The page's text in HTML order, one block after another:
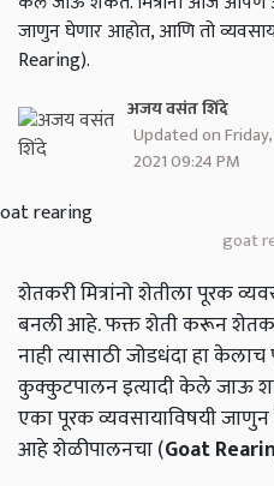
जाणुन घेणार आहोत, आणि तो
Rearing).
अजय वसंत शिंदे
Updated on
2021 09:24 PM
goat
शेतकरी मित्रांनो शेतीला पूरक
बनली आहे. फक्त शेती करून
नाही त्यासाठी जोडधंदा हा
कुक्कुटपालन इत्यादी केले जाऊ
एका पूरक व्यवसायाविषयी
आहे शेळीपालनचा (Goat